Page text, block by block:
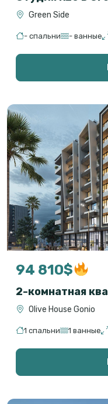
Green Side
- спальни - ванные
94 810$
Olive House Gonio
1 спальни 1 ванные